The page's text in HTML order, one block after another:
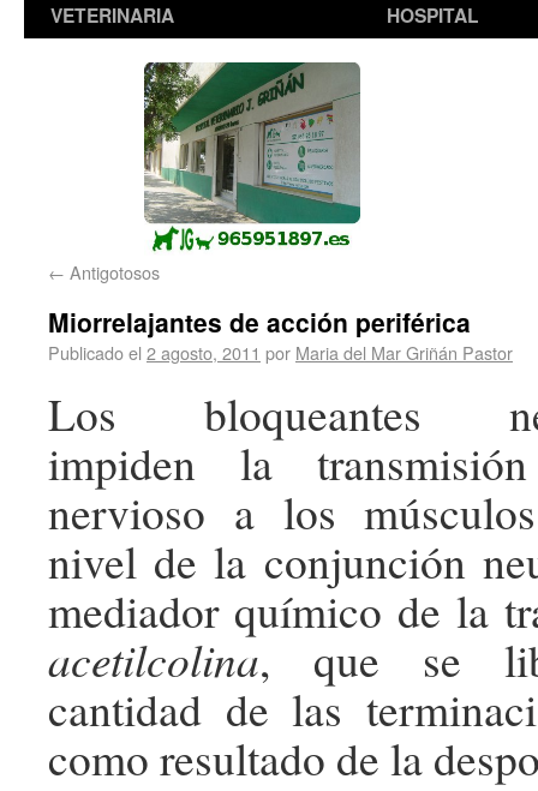
VETERINARIA
HOSPITAL
← Antigotosos
Miorrelajantes de acción periférica
Publicado el 2 agosto, 2011 por Maria del Mar Griñán Pastor
Los bloqueantes
impiden la
nervioso a los
nivel de la conjunción
mediador químico de la
acetilcolina, que se
cantidad de las
como resultado de la